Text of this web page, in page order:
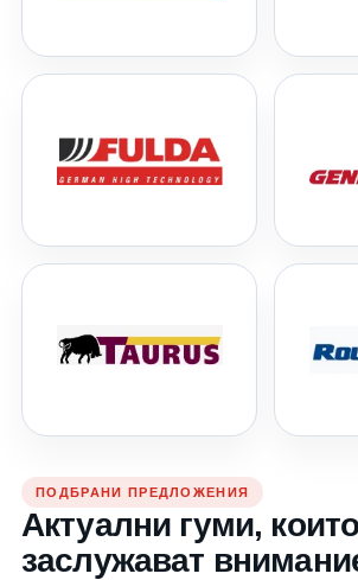
ПОДБРАНИ ПРЕДЛОЖЕНИЯ
Актуални гуми, които
заслужават